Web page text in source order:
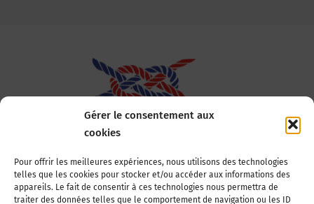
Gérer le consentement aux
cookies
Pour offrir les meilleures expériences, nous utilisons des technologies
telles que les cookies pour stocker et/ou accéder aux informations des
appareils. Le fait de consentir à ces technologies nous permettra de
traiter des données telles que le comportement de navigation ou les ID
Association Nationale des Elus des Littoraux
22, boulevard de la Tour-Maubourg
75007 Paris